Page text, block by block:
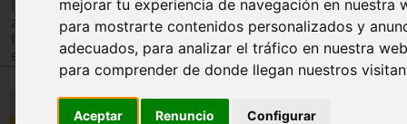
mejorar tu experiencia de navegación en nuestra
para mostrarte contenidos personalizados y
adecuados, para analizar el tráfico en nuestra
para comprender de donde llegan nuestros
Aceptar Renuncio Configurar
>Tienda>Juguetes infantiles>Juguetes por edad>
años
>Tienda > Juguetes infantiles > Juguetes por tipo
estrategia
Dragón Chispas. Bingo de la